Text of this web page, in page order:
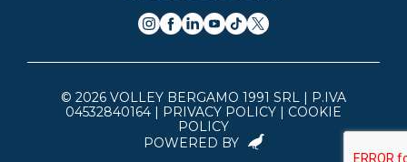
© 2026 VOLLEY BERGAMO 1991 SRL | P.IVA
04532840164 | PRIVACY POLICY | COOKIE
POLICY
POWERED BY